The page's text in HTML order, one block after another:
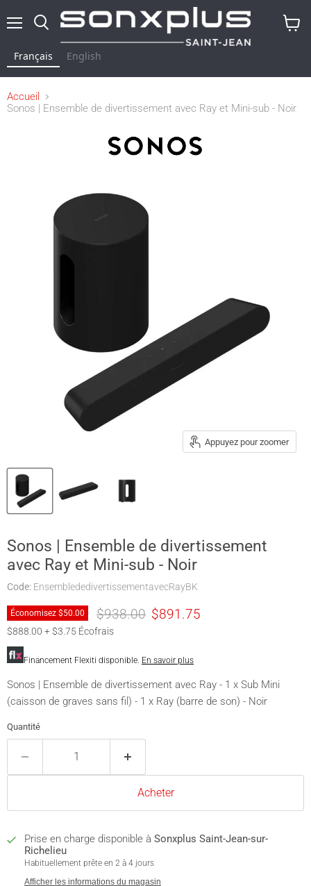
Français English
Accueil
Sonos | Ensemble de divertissement avec Ray et Mini-sub - Noir
Appuyez pour zoomer
Sonos | Ensemble de divertissement
avec Ray et Mini-sub - Noir
Code: EnsemblededivertissementavecRayBK
Économisez $50.00 Prix original
$938.00 Prix actuel
$891.75
$888.00 + $3.75 Écofrais
Financement Flexiti disponible. En savoir plus
Sonos | Ensemble de divertissement avec Ray - 1 x Sub Mini
(caisson de graves sans fil) - 1 x Ray (barre de son) - Noir
Quantité
Acheter
Prise en charge disponible à Sonxplus Saint-Jean-sur-
Richelieu
Habituellement prête en 2 à 4 jours
Afficher les informations du magasin